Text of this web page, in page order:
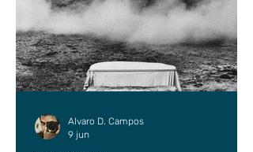
Alvaro D. Campos
9 jun